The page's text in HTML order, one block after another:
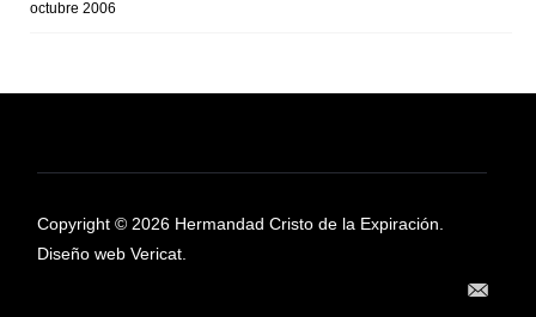
octubre 2006
Copyright © 2026 Hermandad Cristo de la Expiración.
Diseño web Vericat.